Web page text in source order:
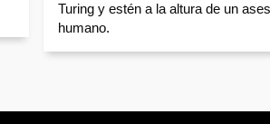
Turing y estén a la altura de un
humano.